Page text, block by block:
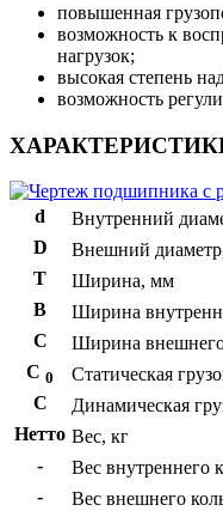
повышенная
возможность к
нагрузок;
высокая степень
возможность
d Внутренний
D
Внешний
T
Ширина, мм
B
Ширина
С
Ширина внешнего
С 0 Статическая
C
Динамическая
Нетто Вес, кг
-
Вес внутреннего
-
Вес внешнего